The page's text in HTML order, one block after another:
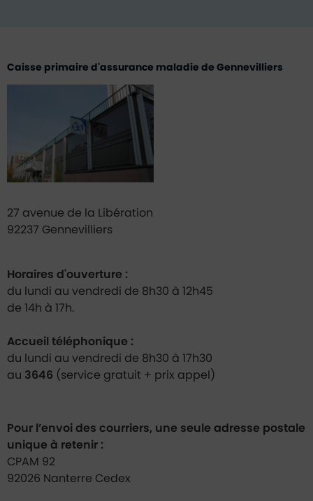
Caisse primaire d'assurance maladie de Gennevilliers
27 avenue de la Libération
92237 Gennevilliers
Horaires d'ouverture :
du lundi au vendredi de 8h30 à 12h45
de 14h à 17h.
Accueil téléphonique :
du lundi au vendredi de 8h30 à 17h30
au 3646 (service gratuit + prix appel)
Pour l’envoi des courriers, une seule adresse postale
unique à retenir :
CPAM 92
92026 Nanterre Cedex